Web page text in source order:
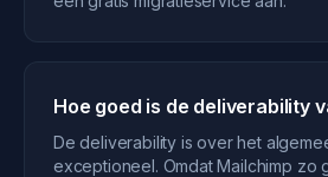
Hoe goed is de deliverability
De deliverability is over het
exceptioneel. Omdat Mailchimp zo